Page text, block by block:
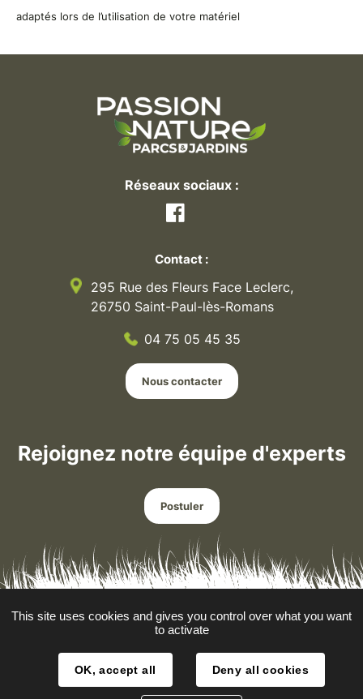
adaptés lors de l’utilisation de votre matériel
Réseaux sociaux :
Contact :
295 Rue des Fleurs Face Leclerc,
26750 Saint-Paul-lès-Romans
04 75 05 45 35
Nous contacter
Rejoignez notre équipe d'experts
Postuler
Mentions légales
Données personnelles
Plan du site
This site uses cookies and gives you control over what you want
to activate
OK, accept all Deny all cookies